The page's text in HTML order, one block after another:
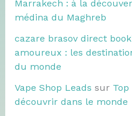
Marrakech : à la
médina du Maghreb
cazare brasov direct
amoureux : les
du monde
Vape Shop Leads sur
découvrir dans le monde